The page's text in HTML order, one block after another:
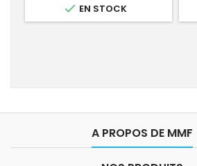
 EN STOCK
A PROPOS DE MMF